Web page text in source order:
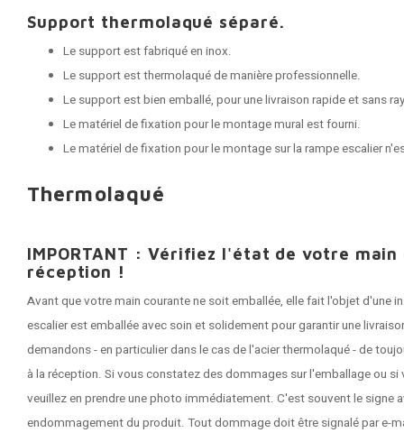
Support thermolaqué séparé.
Le support est fabriqué en inox.
Le support est thermolaqué de manière professionnelle.
Le support est bien emballé, pour une livraison rapide et sans
Le matériel de fixation pour le montage mural est fourni.
Le matériel de fixation pour le montage sur la rampe escalier
Thermolaqué
IMPORTANT : Vérifiez l'état de votre main
réception !
Avant que votre main courante ne soit emballée, elle fait l'objet d'une
escalier est emballée avec soin et solidement pour garantir une
demandons - en particulier dans le cas de l'acier thermolaqué - de
à la réception. Si vous constatez des dommages sur l'emballage ou
veuillez en prendre une photo immédiatement. C'est souvent le signe
endommagement du produit. Tout dommage doit être signalé par e-